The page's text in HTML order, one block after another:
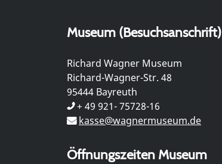
Museum (Besuchsanschrift)
Richard Wagner Museum
Richard-Wagner-Str. 48
95444 Bayreuth
+ 49 921- 75728-16
kasse@wagnermuseum.de
Öffnungszeiten Museum